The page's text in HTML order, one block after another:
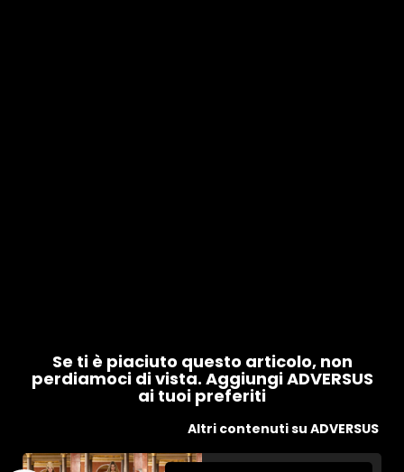
Se ti è piaciuto questo articolo, non
perdiamoci di vista. Aggiungi ADVERSUS
ai tuoi preferiti
Altri contenuti su ADVERSUS